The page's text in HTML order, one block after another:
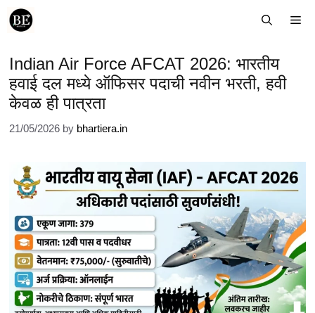
Skip
Indian Air Force AFCAT 2026: भारतीय
हवाई दल मध्ये ऑफिसर पदाची नवीन भरती, हवी
केवळ ही पात्रता
21/05/2026 by bhartiera.in